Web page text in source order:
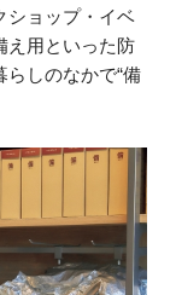
ショップ・イベ
え用といった防
しのなかで“備